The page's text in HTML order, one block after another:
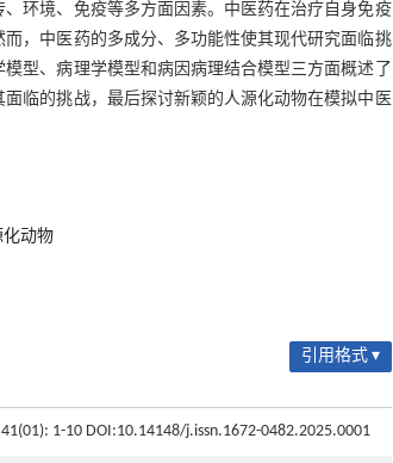
环境、免疫等多方面因素。中医药在治疗自身免疫
，中医药的多成分、多功能性使其现代研究面临挑
型、病理学模型和病因病理结合模型三方面概述了
临的挑战，最后探讨新颖的人源化动物在模拟中医
化动物
引用格式 ▾
1-10 DOI:10.14148/j.issn.1672-0482.2025.0001